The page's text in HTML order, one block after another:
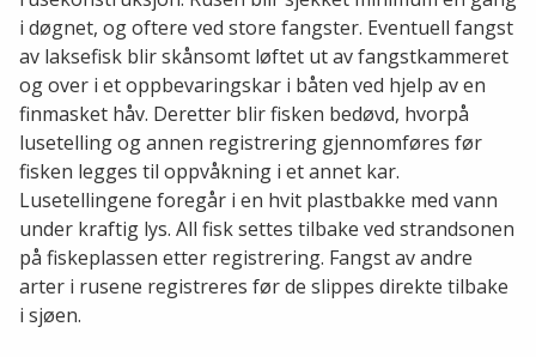
i døgnet, og oftere ved store fangster. Eventuell fangst
av laksefisk blir skånsomt løftet ut av fangstkammeret
og over i et oppbevaringskar i båten ved hjelp av en
finmasket håv. Deretter blir fisken bedøvd, hvorpå
lusetelling og annen registrering gjennomføres før
fisken legges til oppvåkning i et annet kar.
Lusetellingene foregår i en hvit plastbakke med vann
under kraftig lys. All fisk settes tilbake ved strandsonen
på fiskeplassen etter registrering. Fangst av andre
arter i rusene registreres før de slippes direkte tilbake
i sjøen.